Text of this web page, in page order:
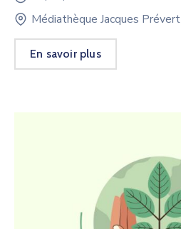
Médiathèque Jacques Prévert
En savoir plus